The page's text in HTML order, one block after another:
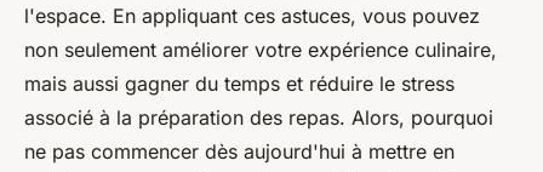
l'espace. En appliquant ces astuces, vous pouvez
non seulement améliorer votre expérience culinaire,
mais aussi gagner du temps et réduire le stress
associé à la préparation des repas. Alors, pourquoi
ne pas commencer dès aujourd'hui à mettre en